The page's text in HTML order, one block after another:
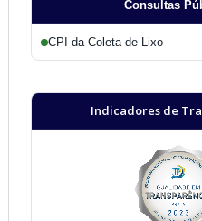
Consultas
CPI da Coleta de Lixo
Indicadores de